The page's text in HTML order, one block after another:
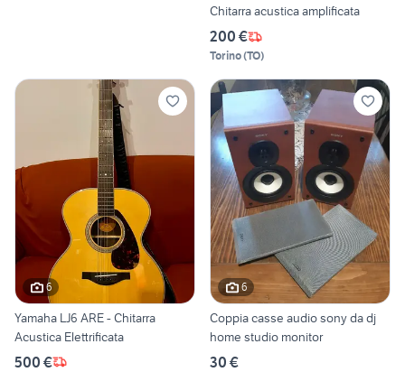
Chitarra acustica amplificata
200 €
Torino(TO)
6
Yamaha LJ6 ARE - Chitarra
Acustica Elettrificata
500 €
6
Coppia casse audio sony da dj
home studio monitor
30 €